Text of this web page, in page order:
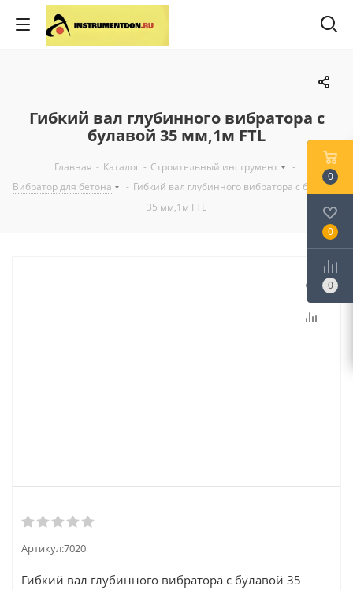
Гибкий вал глубинного вибратора с
булавой 35 мм,1м FTL
Главная - Каталог - Строительный инструмент
-
Вибратор для бетона
- Гибкий вал глубинного вибратора с булавой
35 мм,1м FTL
Артикул:7020
Гибкий вал глубинного вибратора с булавой 35
0
0
0